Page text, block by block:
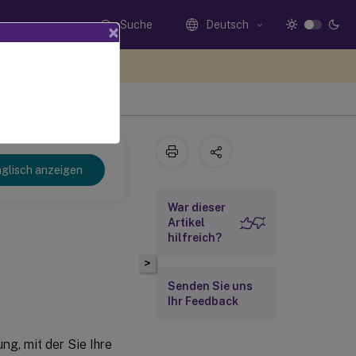
Suche Deutsch
anzeigen
mit der Sie Ihre
>
War dieser
Artikel
hilfreich?
Senden Sie uns
Ihr Feedback
×